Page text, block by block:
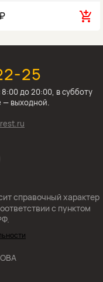
справочный характер
с пунктом
25
до 20:00, в субботу
— выходной.